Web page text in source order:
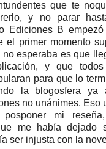
que te
y no parar
Ediciones B
el primer momento
esperaba es que
y que
para que lo
la blogosfera ya
no unánimes. Eso
mi
me había dejado
ser injusta con la